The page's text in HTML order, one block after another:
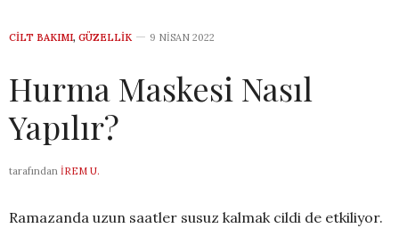
CILT BAKIMI, GÜZELLIK 9 NISAN 2022
Hurma Maskesi Nasıl
Yapılır?
tarafından İREM U.
Ramazanda uzun saatler susuz kalmak cildi de etkiliyor.